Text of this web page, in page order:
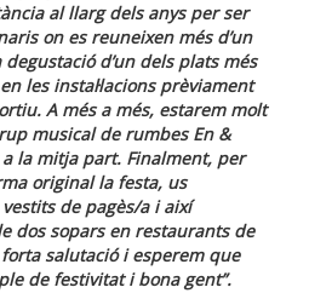
al llarg dels anys per ser
on es reuneixen més d’un
d’un dels plats més
les instal·lacions prèviament
A més a més, estarem molt
musical de rumbes En &
la mitja part. Finalment, per
original la festa, us
de pagès/a i així
dos sopars en restaurants de
salutació i esperem que
de festivitat i bona gent”.